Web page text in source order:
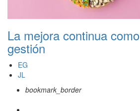
La mejora continua
gestión
EG
JL
bookmark_border